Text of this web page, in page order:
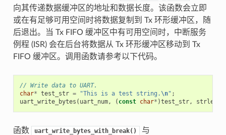
向其传递数据缓冲区的地址和数据长度。该函数会立即
或在有足够可用空间时将数据复制到 Tx 环形缓冲区，随
后退出。当 Tx FIFO 缓冲区中有可用空间时，中断服务
例程 (ISR) 会在后台将数据从 Tx 环形缓冲区移动到 Tx
FIFO 缓冲区。调用函数请参考以下代码。
// Write data to UART.
char* test_str = "This is a test string. \n" ;
uart_write_bytes ( uart_num, ( const char* )test_str, strlen
函数 uart_write_bytes_with_break() 与